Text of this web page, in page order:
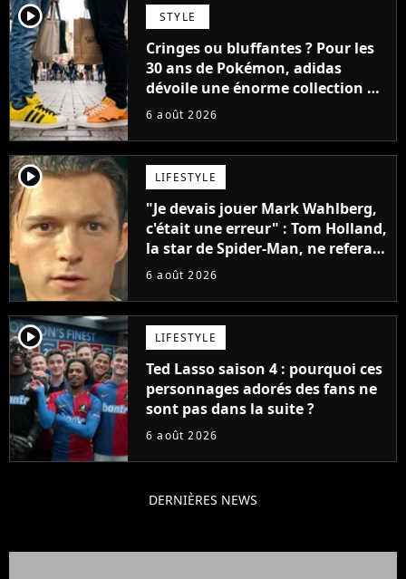
player2 STYLE
Cringes ou bluffantes ? Pour les
30 ans de Pokémon, adidas
dévoile une énorme collection de
sneakers et je ne sais pas quoi en
6 août 2026
player2 LIFESTYLE
"Je devais jouer Mark Wahlberg,
c'était une erreur" : Tom Holland,
la star de Spider-Man, ne referait
pas ce blockbuster
6 août 2026
player2 LIFESTYLE
Ted Lasso saison 4 : pourquoi ces
personnages adorés des fans ne
sont pas dans la suite ?
6 août 2026
DERNIÈRES NEWS